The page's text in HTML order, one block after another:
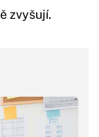
zvyšují.